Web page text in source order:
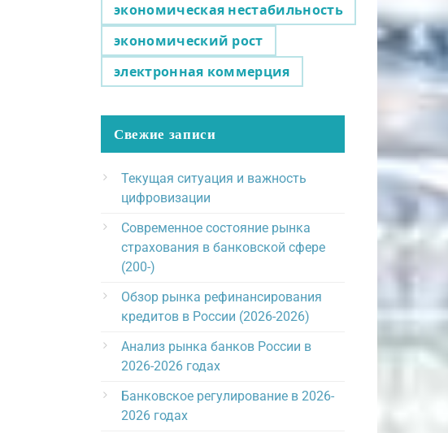
экономическая нестабильность
экономический рост
электронная коммерция
Свежие записи
Текущая ситуация и важность
цифровизации
Современное состояние рынка
страхования в банковской сфере
(200-)
Обзор рынка рефинансирования
кредитов в России (2026-2026)
Анализ рынка банков России в
2026-2026 годах
Банковское регулирование в 2026-
2026 годах